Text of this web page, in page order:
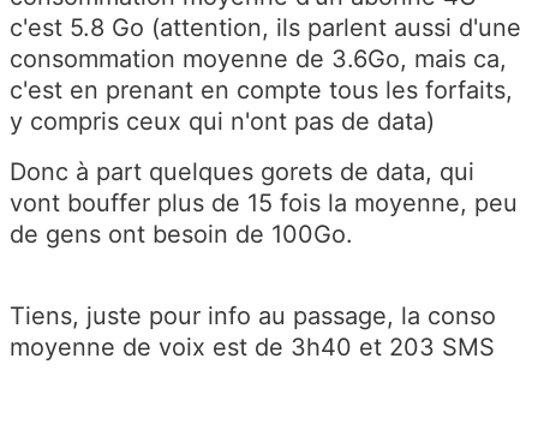
c'est 5.8 Go (attention, ils parlent aussi d'une
consommation moyenne de 3.6Go, mais ca,
c'est en prenant en compte tous les forfaits,
y compris ceux qui n'ont pas de data)
Donc à part quelques gorets de data, qui
vont bouffer plus de 15 fois la moyenne, peu
de gens ont besoin de 100Go.
Tiens, juste pour info au passage, la conso
moyenne de voix est de 3h40 et 203 SMS